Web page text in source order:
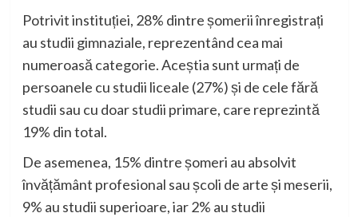
Potrivit instituției, 28% dintre șomerii înregistrați
au studii gimnaziale, reprezentând cea mai
numeroasă categorie. Aceștia sunt urmați de
persoanele cu studii liceale (27%) și de cele fără
studii sau cu doar studii primare, care reprezintă
19% din total.
De asemenea, 15% dintre șomeri au absolvit
învățământ profesional sau școli de arte și meserii,
9% au studii superioare, iar 2% au studii